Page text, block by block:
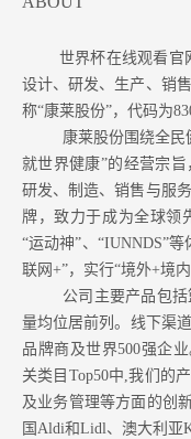
世界杯在线观看官
设计、研发、生产、销
称“康莱股份”，代码为
康莱股份围绕全
就世界健康”的经营宗
研发、制造、销售与服
牌，致力于成为全球领
“运动神”、“IUNNDS”
联网+”，实行“境外+境
公司主要产品包
量均位居前列。 线下渠
品牌商及世界500强企业
关类目Top50中,我们的
及业务管理等方面的创
国Aldi和Lidl、澳大利亚